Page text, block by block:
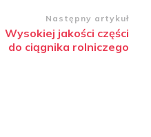
Następny artykuł
Wysokiej jakości części
do ciągnika rolniczego